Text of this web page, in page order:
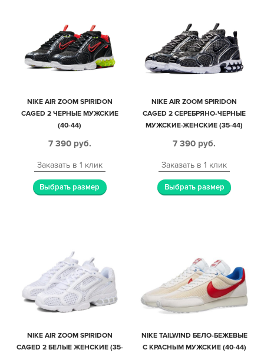
NIKE AIR ZOOM SPIRIDON
CAGED 2 ЧЕРНЫЕ МУЖСКИЕ
(40-44)
7 390 руб.
Заказать в 1 клик
Выбрать размер
NIKE AIR ZOOM SPIRIDON
CAGED 2 СЕРЕБРЯНО-ЧЕРНЫЕ
МУЖСКИЕ-ЖЕНСКИЕ (35-44)
7 390 руб.
Заказать в 1 клик
Выбрать размер
NIKE AIR ZOOM SPIRIDON
CAGED 2 БЕЛЫЕ ЖЕНСКИЕ (35-
NIKE TAILWIND БЕЛО-БЕЖЕВЫЕ
С КРАСНЫМ МУЖСКИЕ (40-44)